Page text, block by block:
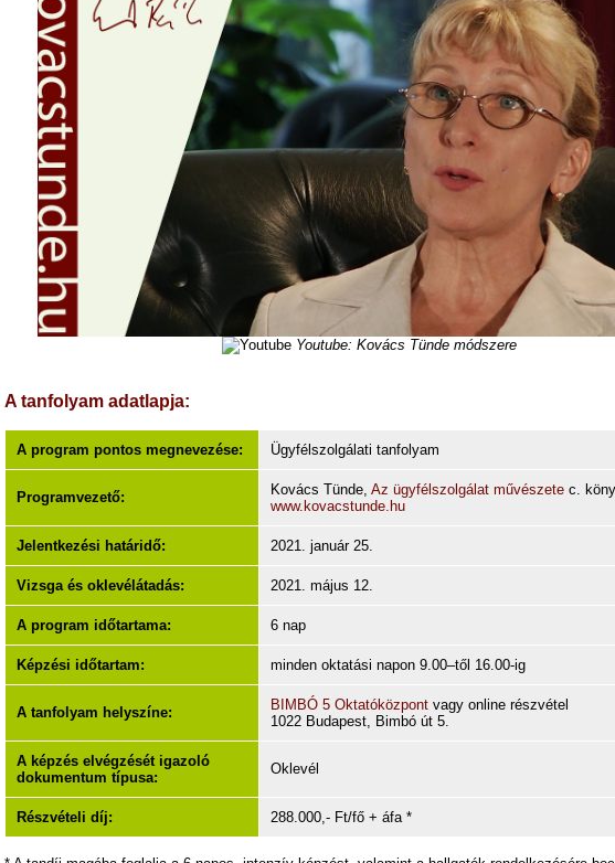
Youtube: Kovács Tünde módszere
A tanfolyam adatlapja:
A program pontos megnevezése: Ügyfélszolgálati tanfolyam
Programvezető: Kovács Tünde, Az ügyfélszolgálat művészete c.
www.kovacstunde.hu
Jelentkezési határidő: 2021. január 25.
Vizsga és oklevélátadás: 2021. május 12.
A program időtartama: 6 nap
Képzési időtartam: minden oktatási napon 9.00–től 16.00-ig
A tanfolyam helyszíne: BIMBÓ 5 Oktatóközpont vagy online részvétel
1022 Budapest, Bimbó út 5.
A képzés elvégzését igazoló
dokumentum típusa:
Oklevél
Részvételi díj: 288.000,- Ft/fő + áfa *